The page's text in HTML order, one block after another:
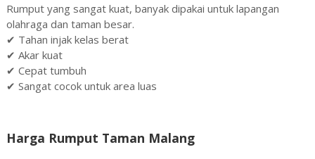
Rumput yang sangat kuat, banyak dipakai untuk lapangan
olahraga dan taman besar.
✔ Tahan injak kelas berat
✔ Akar kuat
✔ Cepat tumbuh
✔ Sangat cocok untuk area luas
Harga Rumput Taman Malang